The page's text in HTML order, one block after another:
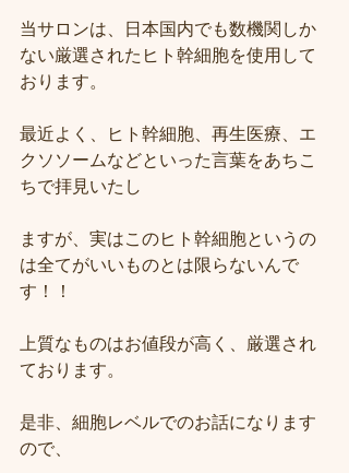
当サロンは、日本国内でも数機関しか
ない厳選されたヒト幹細胞を使用して
おります。
最近よく、ヒト幹細胞、再生医療、エ
クソソームなどといった言葉をあちこ
ちで拝見いたし
ますが、実はこのヒト幹細胞というの
は全てがいいものとは限らないんで
す！！
上質なものはお値段が高く、厳選され
ております。
是非、細胞レベルでのお話になります
ので、